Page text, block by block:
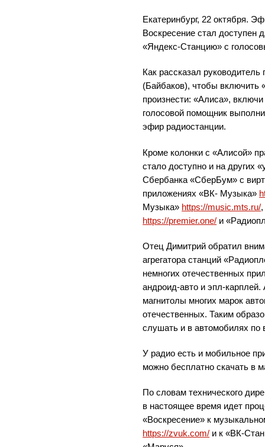
Екатеринбург, 22 октября.
Воскресение стал доступен
«Яндекс-Станцию» с
Как рассказал
(Байбаков), чтобы включить
произнести: «Алиса»,
голосовой помощник
эфир радиостанции.
Кроме колонки с «Алисой»
стало доступно и на других
Сбербанка «СберБум» с
приложениях «ВК- Музыка»
Музыка» https://music.mts.ru/
https://premier.one/ и
Отец Димитрий обратил
агрегатора станций
немногих отечественных
андроид-авто и эпл-
магнитолы многих марок
отечественных. Таким
слушать и в автомобилях по
У радио есть и мобильное
можно бесплатно скачать в
По словам технического
в настоящее время идет
«Воскресение» к
https://zvuk.com/ и к «ВК-